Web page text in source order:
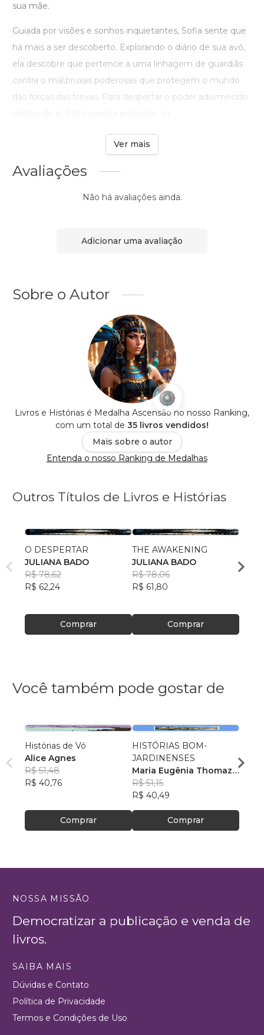
sua mãe.
Guiada por visões e sonhos inquietantes, Sofia sente que
há mais a ser descoberto. Explorando o diário de sua avó,
ela descobre que pertence a uma linhagem de guardiãs
contra o mal,bruxas poderosas que protegem o mundo
das forças das trevas. Para despertar o poder adormecido
Ver mais
Avaliações
Não há avaliações ainda.
Adicionar uma avaliação
Sobre o Autor
Livros e Histórias é Medalha Ascensão no nosso Ranking,
com um total de 35 livros vendidos!
Mais sobre o autor
Entenda o nosso Ranking de Medalhas
Outros Títulos de Livros e Histórias
O DESPERTAR
JULIANA BADO
R$ 78,62
R$ 62,24
Comprar
THE AWAKENING
JULIANA BADO
R$ 78,06
R$ 61,80
Comprar
R$
Você também pode gostar de
Histórias de Vó
Alice Agnes
R$ 51,48
R$ 40,76
Comprar
HISTÓRIAS BOM-
JARDINENSES
Maria Eugênia Thomaz
Figueira
R$ 51,15
R$ 40,49
Comprar
Vitor
NOSSA MISSÃO
Democratizar a publicação e venda de
livros.
SAIBA MAIS
Dúvidas e Contato
Política de Privacidade
Termos e Condições de Uso